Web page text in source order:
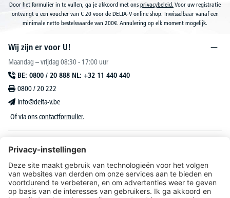
Door het formulier in te vullen, ga je akkoord met ons privacybeleid. Voor uw registratie
ontvangt u een voucher van € 20 voor de DELTA-V online shop. Inwisselbaar vanaf een
minimale netto bestelwaarde van 200€. Annulering op elk moment mogelijk.
Wij zijn er voor U!
Maandag – vrijdag 08:30 - 17:00 uur
BE: 0800 / 20 888 NL: +32 11 440 440
0800 / 20 222
info@delta-v.be
Of via onscontactformulier.
DELTA-V Lucas
Klantenservice
Over DELTA-V